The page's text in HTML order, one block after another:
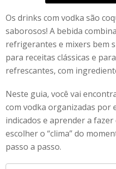
Osdrinks comvodka são
saborosos!A bebida
refrigerantes e mixers bem
para receitas clássicas e
refrescantes, com
Neste guia, você vai
comvodka organizadas por
indicados eaprendera fazer
escolher o “clima” do
passo a passo.